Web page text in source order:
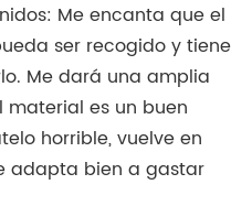
Me encanta que el
ser recogido y tiene
Me dará una amplia
material es un buen
horrible, vuelve en
adapta bien a gastar